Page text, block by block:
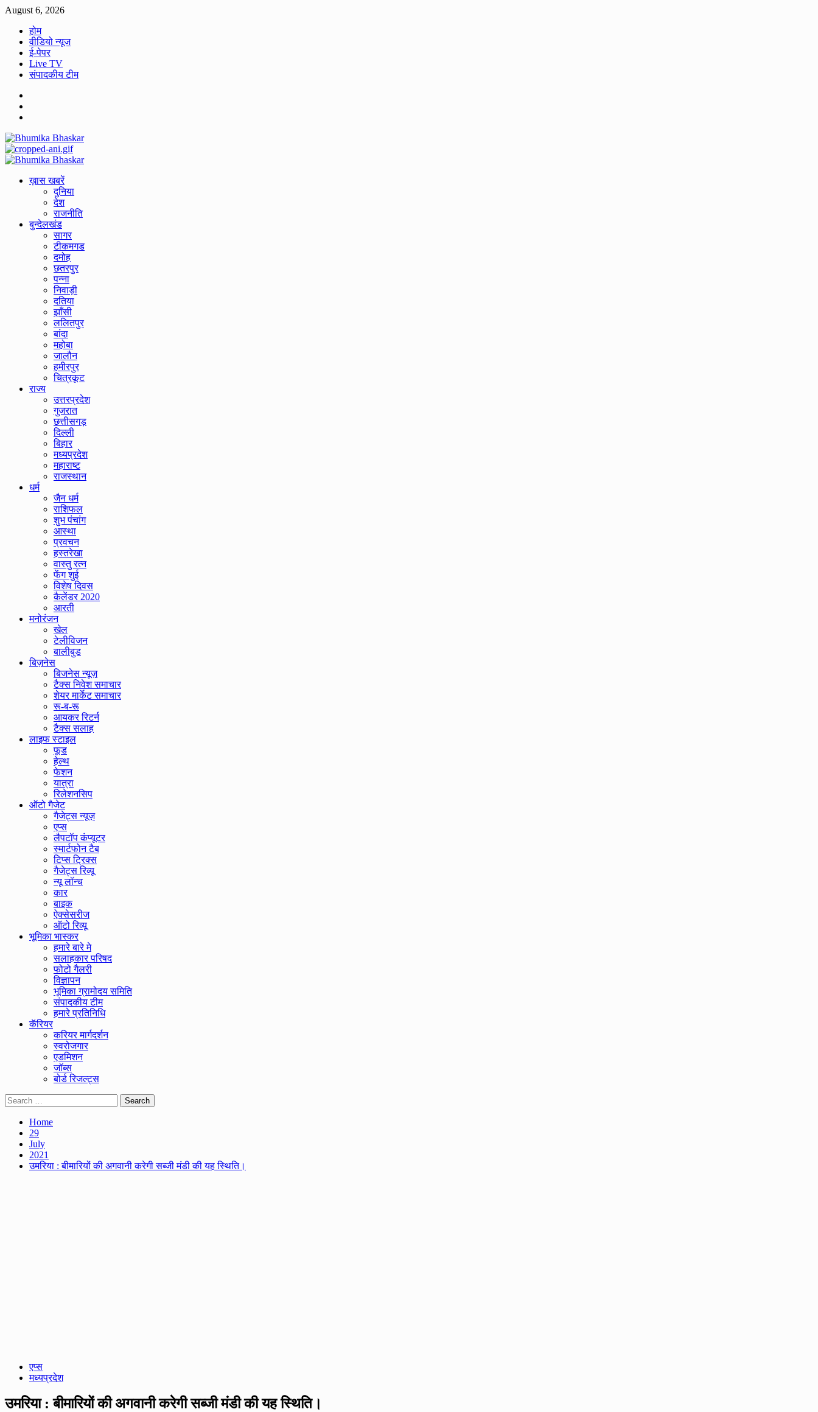
Skip
content
August 6, 2026
होम
वीडियो न्यूज
ई-पेपर
Live TV
संपादकीय टीम
Primary
ख़ास खबरें
दुनिया
देश
राजनीति
बुन्देलखंड
सागर
टीकमगड
दमोह
छतरपुर
पन्ना
निवाड़ी
दतिया
झाँसी
ललितपुर
बांदा
महोबा
जालौन
हमीरपुर
चित्रकूट
राज्य
उत्तरप्रदेश
गुजरात
छत्तीसगड़
दिल्ली
बिहार
मध्यप्रदेश
महाराष्ट
राजस्थान
धर्म
जैन धर्म
राशिफल
शुभ पंचांग
आस्था
प्रवचन
हस्तरेखा
वास्तु रत्न
फेंग शुई
विशेष दिवस
कैलेंडर 2020
आरती
मनोरंजन
खेल
टेलीविजन
बालीबुड
बिज़नेस
बिजनेस न्यूज़
टैक्स निवेश समाचार
शेयर मार्केट समाचार
रू-ब-रू
आयकर रिटर्न
टैक्स सलाह
लाइफ स्टाइल
फूड
हेल्थ
फेशन
यात्रा
रिलेशनसिप
ऑटो गैजेट
गैजेट्स न्यूज़
एप्स
लैपटॉप कंप्यूटर
स्मार्टफोन टैब
टिप्स ट्रिक्स
गैजेट्स रिव्यू
न्यू लॉन्च
कार
बाइक
ऐक्सेसरीज
ऑटो रिव्यू
भूमिका भास्कर
हमारे बारे मे
सलाहकार परिषद
फोटो गैलरी
विज्ञापन
भूमिका ग्रामोदय समिति
संपादकीय टीम
हमारे प्रतिनिधि
कॅरियर
करियर मार्गदर्शन
स्वरोजगार
एडमिशन
जॉब्स
बोर्ड रिजल्ट्स
Search
for:
Home
29
July
2021
उमरिया : बीमारियों की अगवानी करेगी सब्जी मंडी की यह स्थिति।
एप्स
मध्यप्रदेश
उमरिया : बीमारियों की अगवानी करेगी सब्जी मंडी की यह स्थिति।